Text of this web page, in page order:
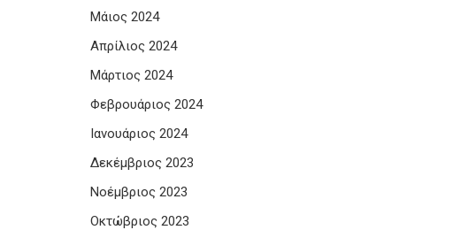
Μάιος 2024
Απρίλιος 2024
Μάρτιος 2024
Φεβρουάριος 2024
Ιανουάριος 2024
Δεκέμβριος 2023
Νοέμβριος 2023
Οκτώβριος 2023